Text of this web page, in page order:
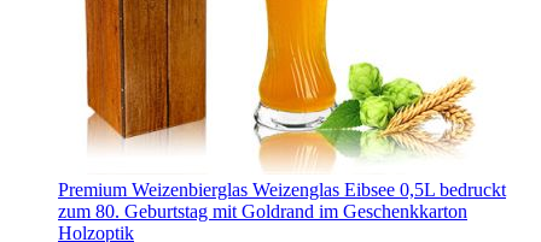
Premium Weizenbierglas Weizenglas Eibsee 0,5L bedruckt
zum 80. Geburtstag mit Goldrand im Geschenkkarton
Holzoptik